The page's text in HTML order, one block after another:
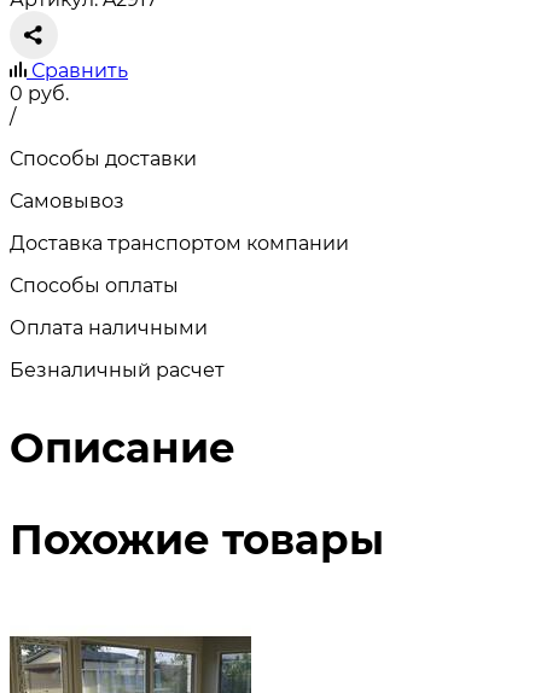
Сравнить
0 руб.
/
Способы доставки
Самовывоз
Доставка транспортом компании
Способы оплаты
Оплата наличными
Безналичный расчет
Описание
Похожие товары